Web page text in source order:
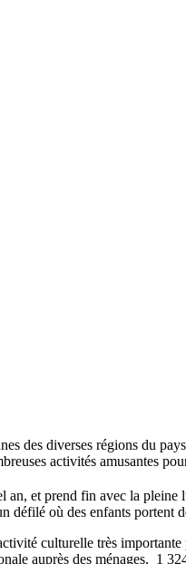
des diverses régions du pays
activités amusantes
an, et prend fin avec la pleine
défilé où des enfants portent
culturelle très importante
auprès des ménages, 1